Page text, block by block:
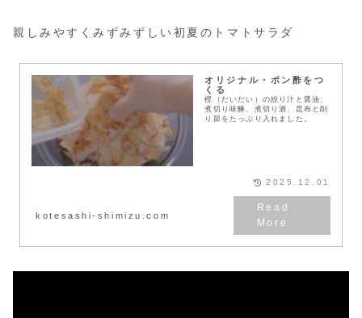
親しみやすくみずみずしい初夏のトマトサラダ
オリジナル・ポン酢をつ
くる
橙（だいだい）の絞り汁と醤油、
煮切り味醂、煮切り酒、昆布と削
り節をたっぷり入れました。
kotesashi-shimizu.com
2025.12.01